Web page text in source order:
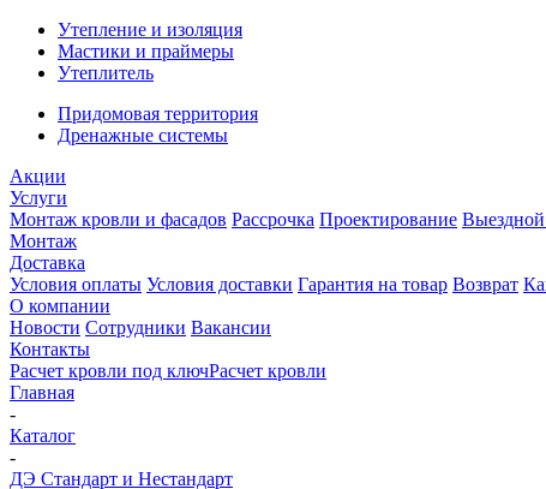
Утепление и изоляция
Мастики и праймеры
Утеплитель
Придомовая территория
Дренажные системы
Акции
Услуги
Монтаж кровли и фасадов Рассрочка Проектирование
Монтаж
Доставка
Условия оплаты Условия доставки Гарантия на товар Возврат
О компании
Новости Сотрудники Вакансии
Контакты
Расчет кровли под ключРасчет кровли
Главная
-
Каталог
-
ДЭ Стандарт и Нестандарт